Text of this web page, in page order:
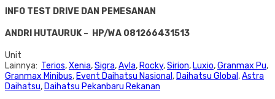
INFO TEST DRIVE DAN PEMESANAN
ANDRI HUTAURUK – HP/WA 081266431513
Unit
Lainnya: Terios,Xenia,Sigra,Ayla, Rocky,Sirion, Luxio,Granmax Pu,
Granmax Minibus, Event Daihatsu Nasional , Daihatsu Global ,Astra
Daihatsu, Daihatsu Pekanbaru Rekanan